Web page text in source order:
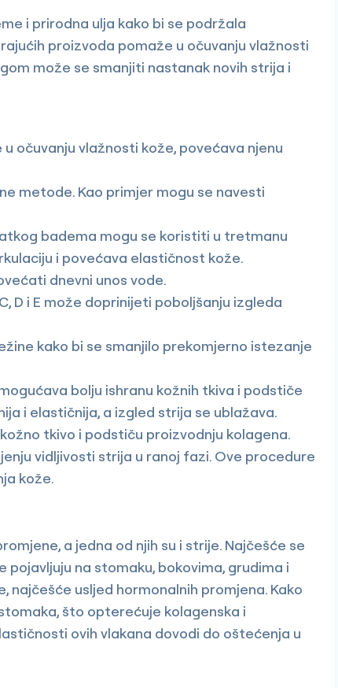
i prirodna ulja kako bi se podržala
proizvoda pomaže u očuvanju vlažnosti
može se smanjiti nastanak novih strija i
očuvanju vlažnosti kože, povećava njenu
metode. Kao primjer mogu se navesti
badema mogu se koristiti u tretmanu
i povećava elastičnost kože.
dnevni unos vode.
D i E može doprinijeti poboljšanju izgleda
kako bi se smanjilo prekomjerno istezanje
bolju ishranu kožnih tkiva i podstiče
i elastičnija, a izgled strija se ublažava.
tkivo i podstiču proizvodnju kolagena.
vidljivosti strija u ranoj fazi. Ove procedure
kože.
a jedna od njih su i strije. Najčešće se
na stomaku, bokovima, grudima i
najčešće usljed hormonalnih promjena. Kako
što opterećuje kolagenska i
ovih vlakana dovodi do oštećenja u